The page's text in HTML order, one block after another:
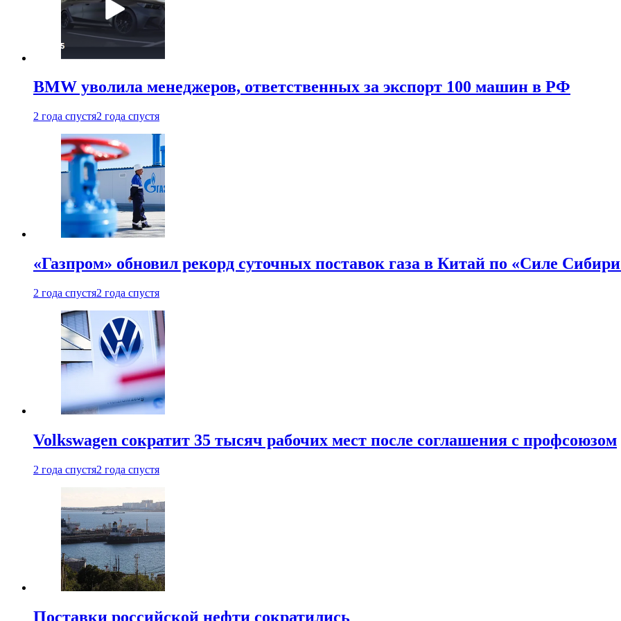
BMW уволила менеджеров, ответственных за экспорт 100 машин в РФ
2 года спустя2 года спустя
«Газпром» обновил рекорд суточных поставок газа в Китай по «Силе
2 года спустя2 года спустя
Volkswagen сократит 35 тысяч рабочих мест после соглашения с профсоюзом
2 года спустя2 года спустя
Поставки российской нефти сократились